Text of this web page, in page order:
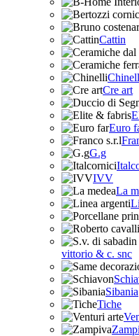
Cattin
Cre art
Euro
G.g
IVV
La
vittorio & c. snc
Sibania
Tiche